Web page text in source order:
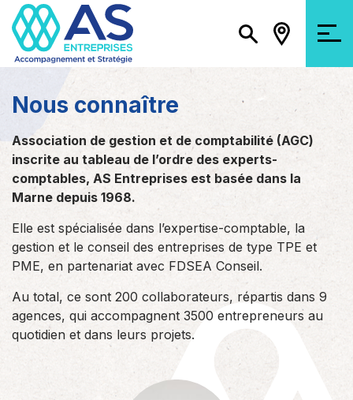
Nous connaître
Association de gestion et de comptabilité (AGC)
inscrite au tableau de l’ordre des experts-
comptables, AS Entreprises est basée dans la
Marne depuis 1968.
Elle est spécialisée dans l’expertise-comptable, la
gestion et le conseil des entreprises de type TPE et
PME, en partenariat avec FDSEA Conseil.
Au total, ce sont 200 collaborateurs, répartis dans 9
agences, qui accompagnent 3500 entrepreneurs au
quotidien et dans leurs projets.